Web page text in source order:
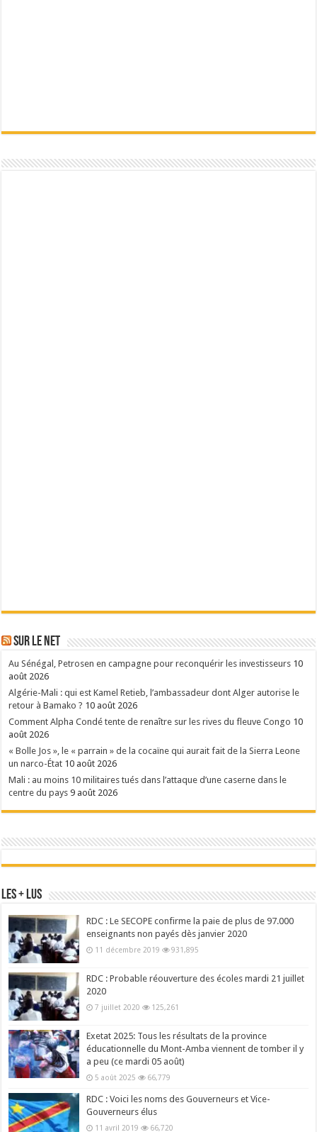
Sur le Net
Au Sénégal, Petrosen en campagne pour reconquérir les investisseurs 10
août 2026
Algérie-Mali : qui est Kamel Retieb, l’ambassadeur dont Alger autorise le
retour à Bamako ? 10 août 2026
Comment Alpha Condé tente de renaître sur les rives du fleuve Congo 10
août 2026
« Bolle Jos », le « parrain » de la cocaïne qui aurait fait de la Sierra Leone
un narco-État 10 août 2026
Mali : au moins 10 militaires tués dans l’attaque d’une caserne dans le
centre du pays 9 août 2026
Les + Lus
RDC : Le SECOPE confirme la paie de plus de 97.000
enseignants non payés dès janvier 2020
11 décembre 2019 931,895
RDC : Probable réouverture des écoles mardi 21 juillet
2020
7 juillet 2020 125,261
Exetat 2025: Tous les résultats de la province
éducationnelle du Mont-Amba viennent de tomber il y
a peu (ce mardi 05 août)
5 août 2025 66,779
RDC : Voici les noms des Gouverneurs et Vice-
Gouverneurs élus
11 avril 2019 66,720